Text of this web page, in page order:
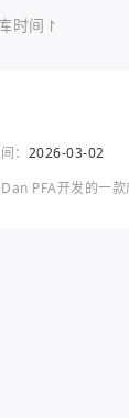
时间
： 2026-03-02
PFA开发的一款